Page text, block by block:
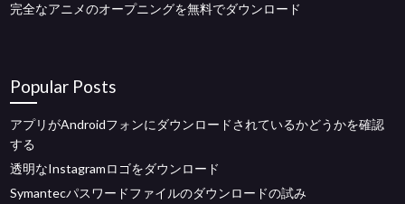
完全なアニメのオープニングを無料でダウンロード
Popular Posts
アプリがAndroidフォンにダウンロードされているかどうかを確認
する
透明なInstagramロゴをダウンロード
Symantecパスワードファイルのダウンロードの試み